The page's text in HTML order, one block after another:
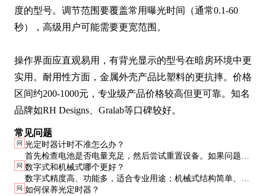
度的型号。调节范围要覆盖常用曝光时间（通常0.1-60
秒），高级用户可能需要更宽范围。
操作界面应直观易用，有背光显示的型号在暗房环境中更
实用。耐用性方面，金属外壳产品比塑料的更抗摔。价格
区间约200-1000元，专业级产品价格较高但更可靠。知名
品牌如RH Designs、Gralab等口碑较好。
常见问题
问 光定时器计时不准怎么办？
首先检查电池是否电量充足，然后尝试重置设备。如果问题依
旧，可能是内部晶振损坏，需要专业维修或更换。
问 数字式和机械式哪个更好？
数字式精度高、功能多，适合专业用途；机械式结构简单、故
障率低，适合基础需求。目前主流是数字式产品。
问 如何保养光定时器？